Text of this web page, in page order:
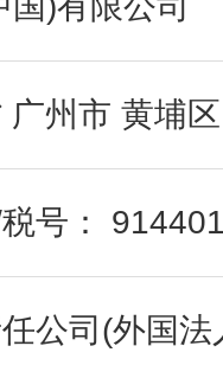
州市 黄埔
号：
公司(外国法